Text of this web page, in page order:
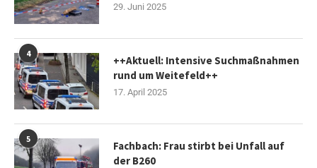
29. Juni 2025
4
++Aktuell: Intensive Suchmaßnahmen
rund um Weitefeld++
17. April 2025
5
Fachbach: Frau stirbt bei Unfall auf
der B260